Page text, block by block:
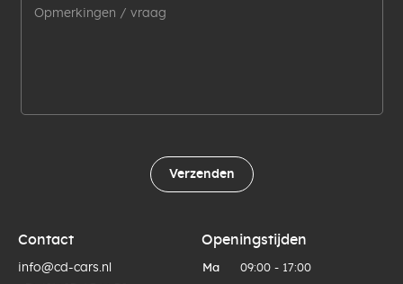
Verzenden
Contact
info@cd-cars.nl
Openingstijden
Ma 09:00 - 17:00